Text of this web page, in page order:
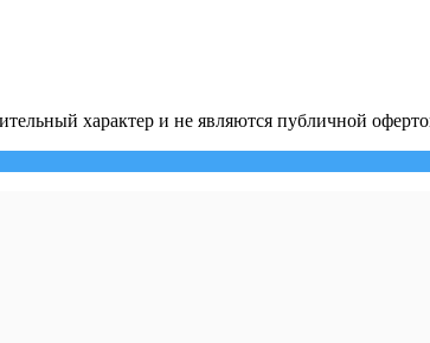
характер и не являются публичной